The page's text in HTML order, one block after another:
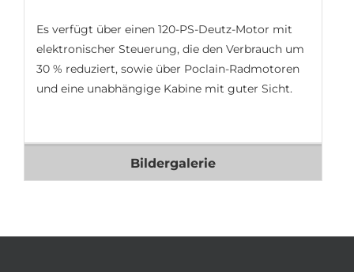
Es verfügt über einen 120-PS-Deutz-Motor mit
elektronischer Steuerung, die den Verbrauch um
30 % reduziert, sowie über Poclain-Radmotoren
und eine unabhängige Kabine mit guter Sicht.
Bildergalerie